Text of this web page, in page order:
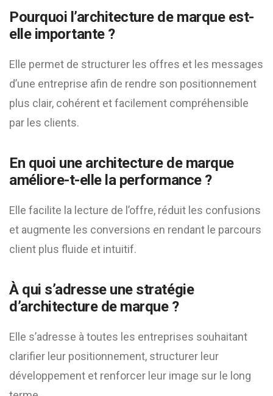
Pourquoi l’architecture de marque est-
elle importante ?
Elle permet de structurer les offres et les messages
d’une entreprise afin de rendre son positionnement
plus clair, cohérent et facilement compréhensible
par les clients.
En quoi une architecture de marque
améliore-t-elle la performance ?
Elle facilite la lecture de l’offre, réduit les confusions
et augmente les conversions en rendant le parcours
client plus fluide et intuitif.
À qui s’adresse une stratégie
d’architecture de marque ?
Elle s’adresse à toutes les entreprises souhaitant
clarifier leur positionnement, structurer leur
développement et renforcer leur image sur le long